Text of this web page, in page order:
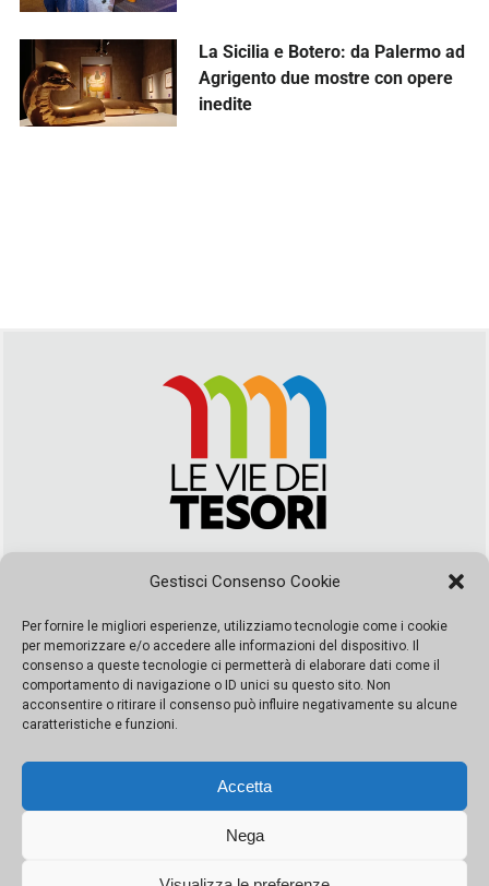
Gestisci Consenso Cookie
Per fornire le migliori esperienze, utilizziamo tecnologie come i cookie
per memorizzare e/o accedere alle informazioni del dispositivo. Il
consenso a queste tecnologie ci permetterà di elaborare dati come il
comportamento di navigazione o ID unici su questo sito. Non
acconsentire o ritirare il consenso può influire negativamente su alcune
caratteristiche e funzioni.
Accetta
Nega
La Sicilia e Botero: da Palermo ad
Agrigento due mostre con opere
inedite
segreteria@leviedeitesori.it
Direttore ResponsabileMarcello Barbaro – Aut. del tribunale di
Palermo n. 19 del 2017 iscrizione al roc numero 37003 Editore
Porta Felice Srl. Sede legale: Via Libertà 93 – 90143 Palermo
Società iscritta alla Camera di Commercio di Palermo Ufficio
065228208251 Capitale 10000 euro IV